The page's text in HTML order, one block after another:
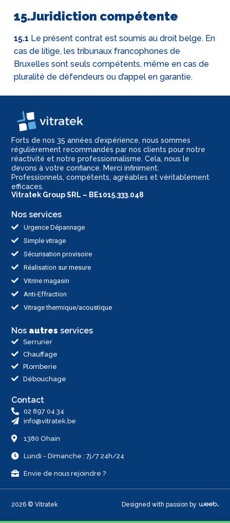
15.Juridiction compétente
15.1 Le présent contrat est soumis au droit belge. En
cas de litige, les tribunaux francophones de
Bruxelles sont seuls compétents, même en cas de
pluralité de défendeurs ou d’appel en garantie.
Forts de nos 35 années d’expérience, nous sommes
régulièrement recommandés par nos clients pour notre
réactivité et notre professionnalisme. Cela, nous le
devons à votre confiance. Merci infiniment.
Professionnels, compétents, agréables et véritablement
efficaces.
Vitratek Group SRL – BE1015.333.048
Nos services
Urgence Dépannage
Simple vitrage
Sécurisation provisoire
Réalisation sur mesure
Vitrine magasin
Anti-Effraction
Vitrage thermique/acoustique
Nos autres services
Serrurier
Chauffage
Plomberie
Débouchage
Contact
02 897 04 34
info@vitratek.be
1380 Ohain
Lundi - Dimanche : 7j/7 24h/24
Envie de nous rejoindre ?
Designed with passion by
2026 © Vitratek